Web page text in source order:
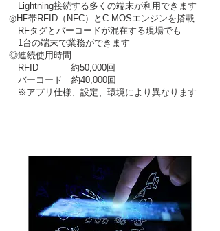
Lightning接続する多 くの端末が利用できます
◎HF帯RFID（NFC）と C-MOSエンジンを搭載
RFタグとバーコードが混在する現場でも
1台の端末で業務ができます
◎連続使用時間
RFID 約50,000回
バーコード 約40,000回
※アプリ仕様、設定、環境により異なります